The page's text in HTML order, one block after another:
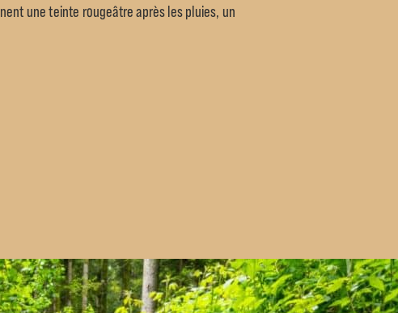
une teinte rougeâtre après les pluies, un